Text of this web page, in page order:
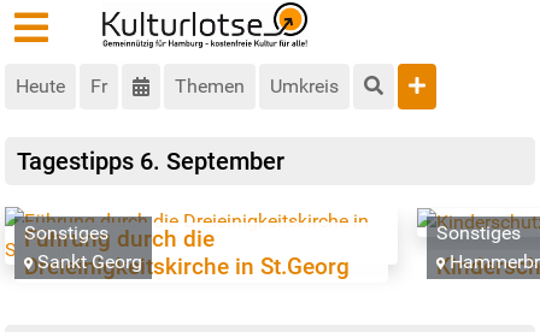
Heute Fr Themen Umkreis
Tagestipps 6. September
Führung durch die
Dreieinigkeitskirche in St.Georg
Sonstiges
Sankt Georg
Sonstiges